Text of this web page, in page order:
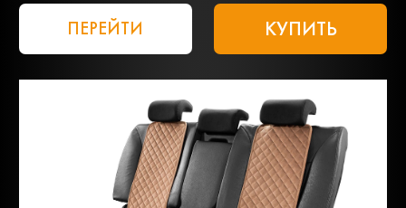
ПЕРЕЙТИ КУПИТЬ